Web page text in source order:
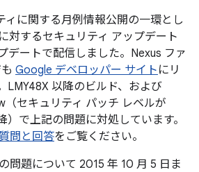
ィに関する月例情報公開の一環とし
対するセキュリティ アップデート
デートで配信しました。Nexus ファ
Google デベロッパー サイト にリ
LMY48X 以降のビルド、および
セキュリティ パッチ レベルが
）で上記の問題に対処しています。
問と回答をご覧ください。
問題について 2015 年 10 月 5 日ま